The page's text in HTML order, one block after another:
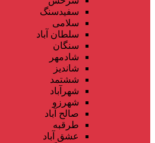
سفیدسنگ
سلامی
سلطان آباد
سنگان
شادمهر
شاندیز
ششتمد
شهرآباد
شهرزو
صالح آباد
طرقبه
عشق آباد